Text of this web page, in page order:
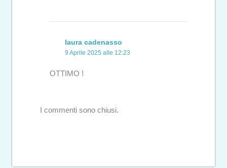
laura cadenasso
9 Aprile 2025 alle 12:23
OTTIMO !
I commenti sono chiusi.